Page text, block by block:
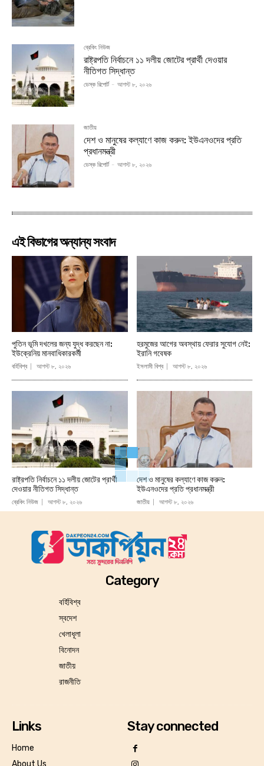
ব্রেকিং নিউজ
রাষ্ট্রপতি নির্বাচনে ১১ দলীয় জোটের প্রার্থী দেওয়ার
নীতিগত সিদ্ধান্ত
ডেস্ক রিপোর্ট - আগস্ট ৮, ২০২৬
জাতীয়
দেশ ও মানুষের কল্যাণে কাজ করুন: ইউএনওদের প্রতি
প্রধানমন্ত্রী
ডেস্ক রিপোর্ট - আগস্ট ৮, ২০২৬
এই বিভাগের অন্যান্য সংবাদ
পুতিন ভূমি দখলের জন্য যুদ্ধ করছেন না:
ইউক্রেনিয় মানবাধিকারকর্মী
বর্হিবিশ্ব আগস্ট ৮, ২০২৬
হরমুজের আগের অবস্থায় ফেরার সুযোগ নেই:
ইরানি গবেষক
ইসলামী বিশ্ব আগস্ট ৮, ২০২৬
রাষ্ট্রপতি নির্বাচনে ১১ দলীয় জোটের প্রার্থী
দেওয়ার নীতিগত সিদ্ধান্ত
ব্রেকিং নিউজ আগস্ট ৮, ২০২৬
দেশ ও মানুষের কল্যাণে কাজ করুন:
ইউএনওদের প্রতি প্রধানমন্ত্রী
জাতীয় আগস্ট ৮, ২০২৬
Category
বর্হিবিশ্ব
স্বদেশ
খেলাধূলা
বিনোদন
জাতীয়
রাজনীতি
Links
Home
About Us
Stay connected